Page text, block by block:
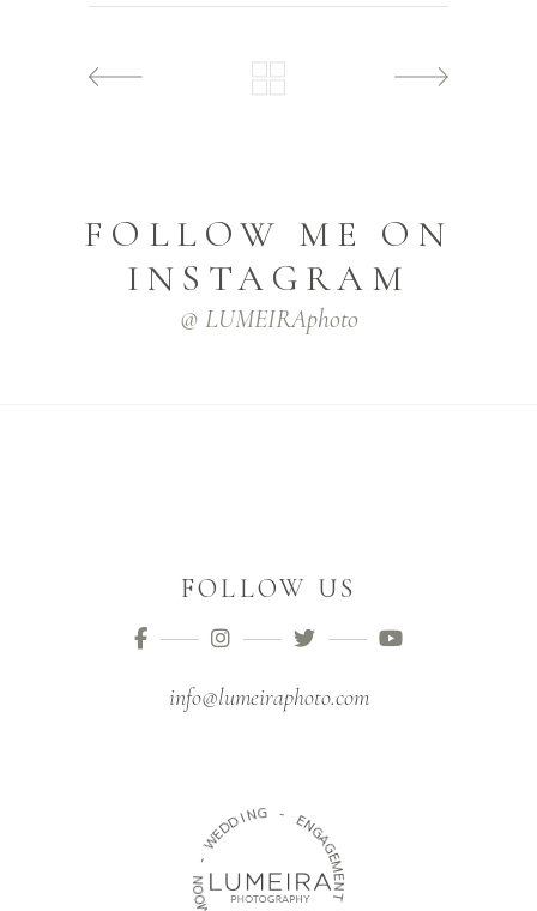
FOLLOW ME ON
INSTAGRAM
@ LUMEIRAphoto
FOLLOW US
info@lumeiraphoto.com
-
W
EDDING - EN
G
A
G
E
M
E
N
T
M
O
O
N